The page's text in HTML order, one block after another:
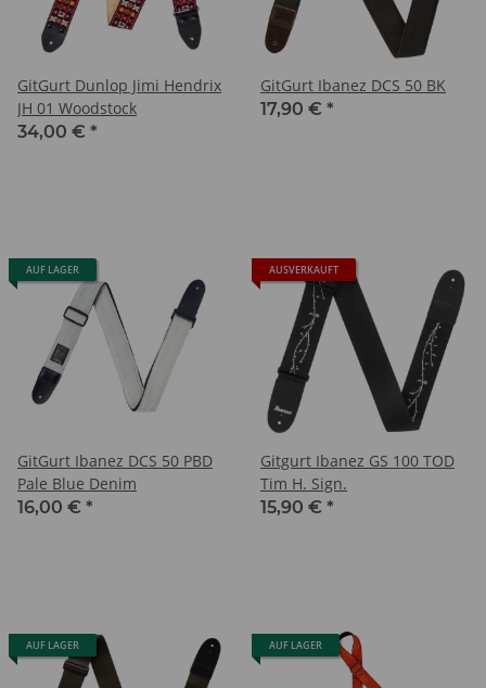
GitGurt Dunlop Jimi Hendrix
JH 01 Woodstock
34,00 € *
GitGurt Ibanez DCS 50 BK
17,90 € *
AUF LAGER
GitGurt Ibanez DCS 50 PBD
Pale Blue Denim
16,00 € *
AUSVERKAUFT
Gitgurt Ibanez GS 100 TOD
Tim H. Sign.
15,90 € *
AUF LAGER AUF LAGER